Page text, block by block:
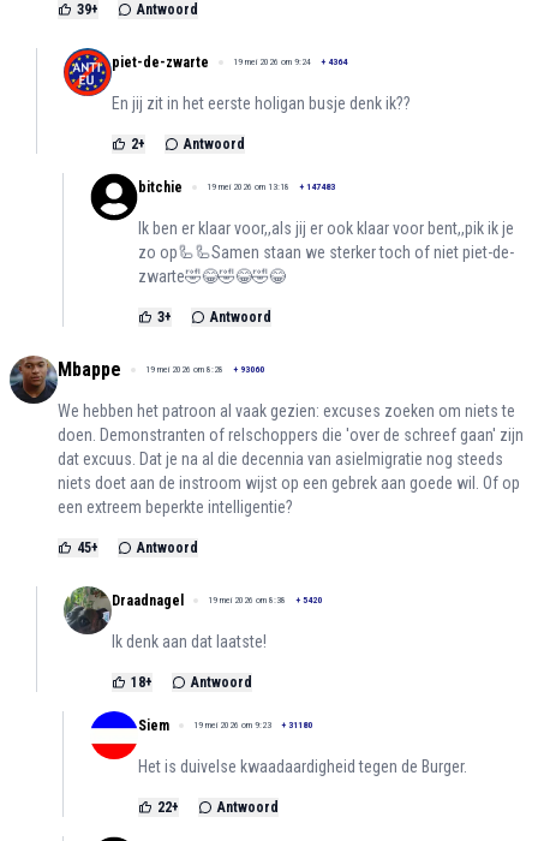
39+ Antwoord
piet-de-zwarte 19 mei 2026 om 9:24 + 4364
En jij zit in het eerste holigan busje denk ik??
2+ Antwoord
bitchie 19 mei 2026 om 13:18 + 147483
Ik ben er klaar voor,,als jij er ook klaar voor bent,,pik ik je
zo op🦾🦾Samen staan we sterker toch of niet piet-de-
zwarte🤣😂🤣😂🤣😂
3+ Antwoord
Mbappe 19 mei 2026 om 8:28 + 93060
We hebben het patroon al vaak gezien: excuses zoeken om niets te
doen. Demonstranten of relschoppers die 'over de schreef gaan' zijn
dat excuus. Dat je na al die decennia van asielmigratie nog steeds
niets doet aan de instroom wijst op een gebrek aan goede wil. Of op
een extreem beperkte intelligentie?
45+ Antwoord
Draadnagel 19 mei 2026 om 8:38 + 5420
Ik denk aan dat laatste!
18+ Antwoord
Siem 19 mei 2026 om 9:23 + 31180
Het is duivelse kwaadaardigheid tegen de Burger.
22+ Antwoord